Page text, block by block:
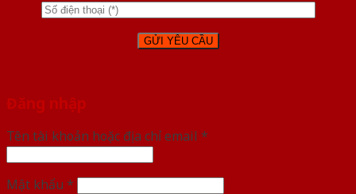
Đăng nhập
Tên tài khoản hoặc địa chỉ email *
Mật khẩu *